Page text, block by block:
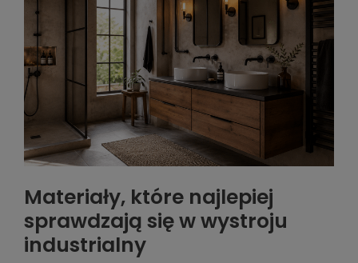
Materiały, które najlepiej
sprawdzają się w wystroju
industrialny